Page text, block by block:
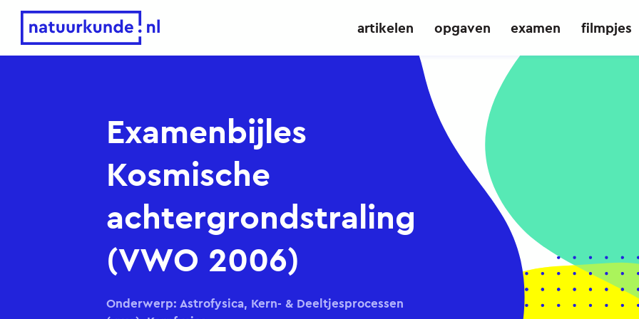
Natuurkunde.nl
artikelen opgaven examen filmpjes
Examenbijles
Kosmische
achtergrondstraling
(VWO 2006)
Onderwerp: Astrofysica, Kern- & Deeltjesprocessen